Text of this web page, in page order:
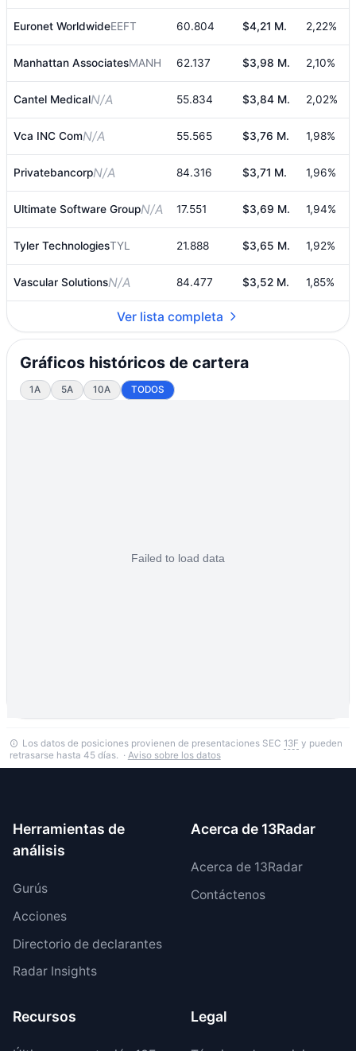
Euronet WorldwideEEFT 60.804 $4,21 M. 2,22%
Manhattan AssociatesMANH 62.137 $3,98 M. 2,10%
Cantel MedicalN/A 55.834 $3,84 M. 2,02%
Vca INC ComN/A 55.565 $3,76 M. 1,98%
PrivatebancorpN/A 84.316 $3,71 M. 1,96%
Ultimate Software GroupN/A 17.551 $3,69 M. 1,94%
Tyler TechnologiesTYL 21.888 $3,65 M. 1,92%
Vascular SolutionsN/A 84.477 $3,52 M. 1,85%
Ver lista completa
Gráficos históricos de cartera
1A 5A 10A TODOS
Los datos de posiciones provienen de presentaciones SEC 13F y pueden
retrasarse hasta 45 días. · Aviso sobre los datos
Herramientas de
análisis
Gurús
Acciones
Directorio de declarantes
Radar Insights
Acerca de 13Radar
Acerca de 13Radar
Contáctenos
Recursos Legal